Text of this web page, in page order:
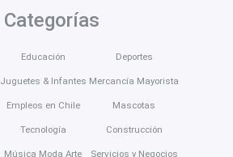
Categorías
Educación
Juguetes & Infantes
Empleos en Chile
Tecnología
Música Moda Arte
Deportes
Mercancía Mayorista
Mascotas
Construcción
Servicios y Negocios